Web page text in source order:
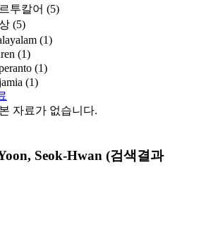
투칼어 (5)
(5)
(1)
(1)
(1)
(1)
자료가 없습니다.
Seok-Hwan (검색결과